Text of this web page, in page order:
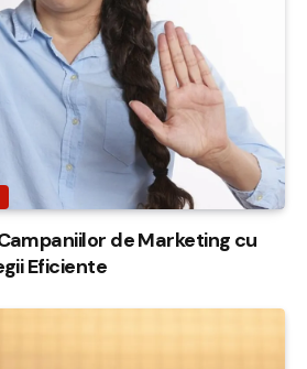
de Marketing cu
Eficiente